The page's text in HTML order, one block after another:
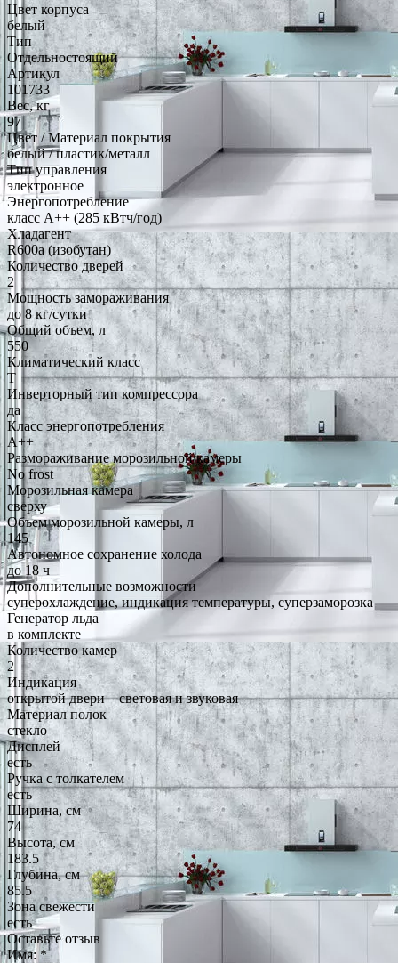
Цвет корпуса
белый
Тип
Отдельностоящий
Артикул
101733
Вес, кг
97
Цвет / Материал покрытия
белый / пластик/металл
Тип управления
электронное
Энергопотребление
класс A++ (285 кВтч/год)
Хладагент
R600a (изобутан)
Количество дверей
2
Мощность замораживания
до 8 кг/cутки
Общий объем, л
550
Климатический класс
T
Инверторный тип компрессора
да
Класс энергопотребления
A++
Размораживание морозильной камеры
No frost
Морозильная камера
сверху
Объем морозильной камеры, л
145
Автономное сохранение холода
до 18 ч
Дополнительные возможности
суперохлаждение, индикация температуры, суперзаморозка
Генератор льда
в комплекте
Количество камер
2
Индикация
открытой двери – световая и звуковая
Материал полок
стекло
Дисплей
есть
Ручка с толкателем
есть
Ширина, см
74
Высота, см
183.5
Глубина, см
85.5
Зона свежести
есть
Оставьте отзыв
Имя: *